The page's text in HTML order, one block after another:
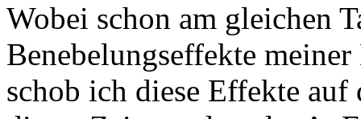
Wobei schon am gleichen
Benebelungseffekte
schob ich diese Effekte